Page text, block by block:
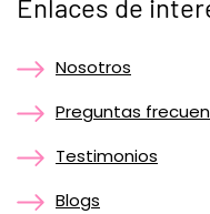
Enlaces de
Nosotros
Preguntas
Testimonios
Blogs